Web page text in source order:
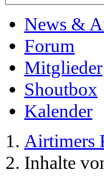
News &
Forum
Mitglieder
Shoutbox
Kalender
Airtimers
Inhalte